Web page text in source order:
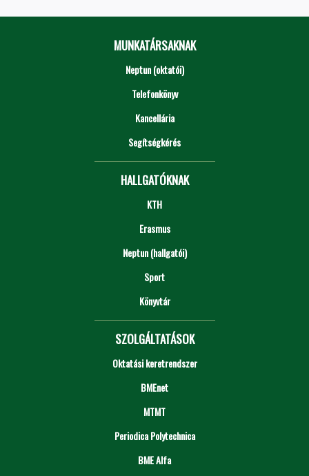
MUNKATÁRSAKNAK
Neptun (oktatói)
Telefonkönyv
Kancellária
Segítségkérés
HALLGATÓKNAK
KTH
Erasmus
Neptun (hallgatói)
Sport
Könyvtár
SZOLGÁLTATÁSOK
Oktatási keretrendszer
BMEnet
MTMT
Periodica Polytechnica
BME Alfa